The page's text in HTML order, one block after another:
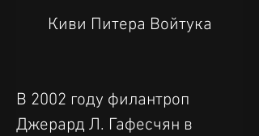
Киви Питера Войтука
В 2002 году филантроп
Джерард Л. Гафесчян в